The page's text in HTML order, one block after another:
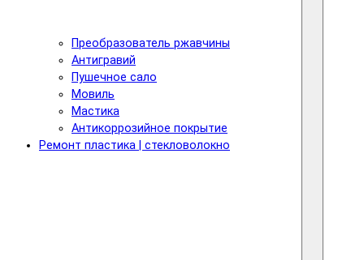
Преобразователь ржавчины
Антигравий
Пушечное сало
Мовиль
Мастика
Антикоррозийное покрытие
Ремонт пластика | стекловолокно